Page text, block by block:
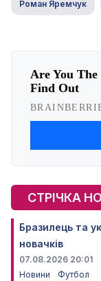
Роман Яремчук
СТРІЧКА
Бразилець та
новачків
07.08.2026 20:01
Новини
Футбол